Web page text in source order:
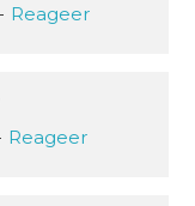
Reageer
Reageer